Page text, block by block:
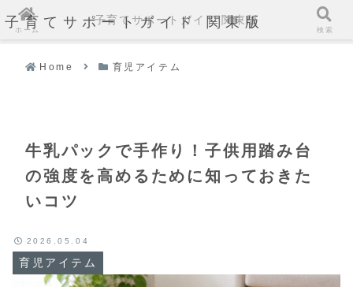
子育てサポートガイド 関東版
Home 育児アイテム
牛乳パックで手作り！子供用踏み台
の強度を高めるために知っておきた
いコツ
育児アイテム
2026.05.04
ホーム
子育てサポートガイド 関東版
検索